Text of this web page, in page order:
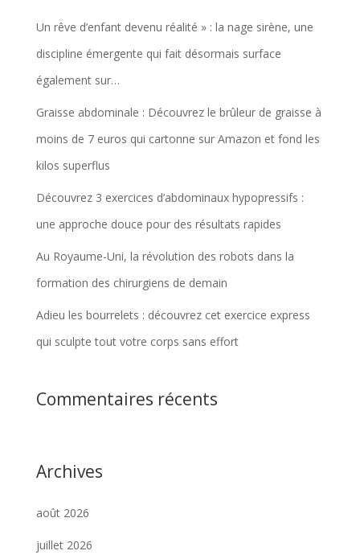
Un rêve d’enfant devenu réalité » : la nage sirène, une
discipline émergente qui fait désormais surface
également sur…
Graisse abdominale : Découvrez le brûleur de graisse à
moins de 7 euros qui cartonne sur Amazon et fond les
kilos superflus
Découvrez 3 exercices d’abdominaux hypopressifs :
une approche douce pour des résultats rapides
Au Royaume-Uni, la révolution des robots dans la
formation des chirurgiens de demain
Adieu les bourrelets : découvrez cet exercice express
qui sculpte tout votre corps sans effort
Commentaires récents
Archives
août 2026
juillet 2026